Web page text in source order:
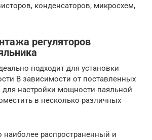
конденсаторов, микросхем,
регуляторов
подходит для установки
В зависимости от поставленных
для настройки мощности паяльной
в несколько различных
наиболее распространенный и